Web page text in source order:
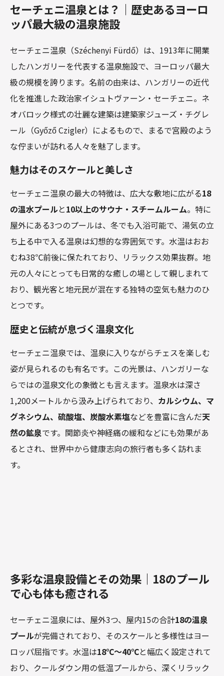
セーチェニ温泉とは？｜歴史あるヨーロ
ッパ最大級の温泉施設
セーチェニ温泉（Széchenyi Fürdő）は、1913年に開業
したハンガリーを代表する温泉施設で、ヨーロッパ最大
級の規模を誇ります。名前の由来は、ハンガリーの近代
化を推進した政治家イシュトヴァーン・セーチェニ。ネ
オバロック様式の壮麗な建築は建築家ジューズ・チグレ
ール（Győző Czigler）によるもので、まるで宮殿のよう
な佇まいが訪れる人々を魅了します。
魅力はそのスケールと美しさ
セーチェニ温泉の最大の特徴は、広大な敷地に広がる18
の温水プールと10以上のサウナ・スチームルーム。特に
屋外にある3つのプールは、冬でも入浴可能で、湯気の立
ち上る中で入る温泉は幻想的な雰囲気です。水温はおお
むね38℃前後に保たれており、リラックス効果抜群。地
元の人々にとっても日常的な癒しの場として親しまれて
おり、観光客と地元民が混在する独特の空気も魅力のひ
とつです。
歴史と伝統が息づく温泉文化
セーチェニ温泉では、温泉に入りながらチェスを楽しむ
姿が見られるのも有名です。この光景は、ハンガリーな
らではの温泉文化の象徴とも言えます。温泉水は深さ
1,200メートルから汲み上げられており、 カルシウム、マ
グネシウム、硫酸塩、炭酸水素塩などを豊富に含んだ天
然の鉱泉です。関節炎や神経痛の緩和などにも効果があ
るとされ、世界中から健康志向の旅行者も多く訪れま
す。
多彩な温泉設備とその効果｜18のプール
で心も体も癒される
セーチェニ温泉には、屋外3つ、屋内15の合計18の温泉
プールが完備されており、そのスケールと多様性はヨー
ロッパ屈指です。水温は18℃～40℃と幅広く設定されて
おり、クールダウン用の低温プールから、深くリラック